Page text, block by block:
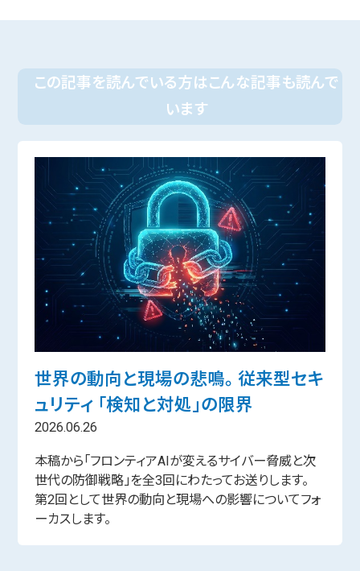
この記事を読んでいる方はこんな記事も読んで
います
世界の動向と現場の悲鳴。 従来型セキ
ュリティ 「検知と対処」の限界
2026.06.26
本稿から「フロンティアAIが変えるサイバー脅威と次
世代の防御戦略」を全3回にわたってお送りします。
第2回として世界の動向と現場への影響についてフォ
ーカスします。